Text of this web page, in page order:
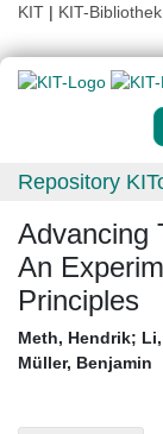
KIT | KIT-Bibliothek
Repository
Advancing
An
Principles
Meth, Hendrik;
Müller, Benjamin